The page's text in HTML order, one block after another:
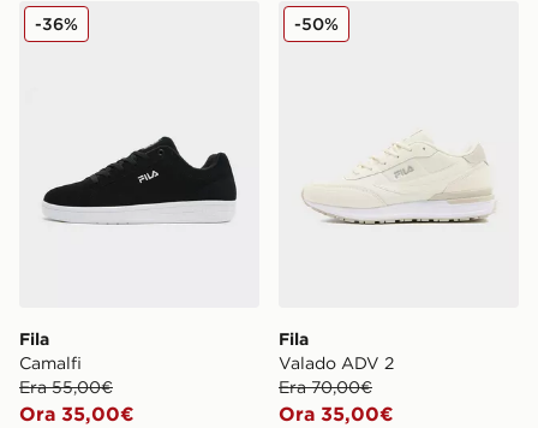
Fila Camalfi
Fila
Camalfi
Era 55,00€
Ora 35,00€
-36% Fila Valado ADV 2
Fila
Valado ADV 2
Era 70,00€
Ora 35,00€
-50%